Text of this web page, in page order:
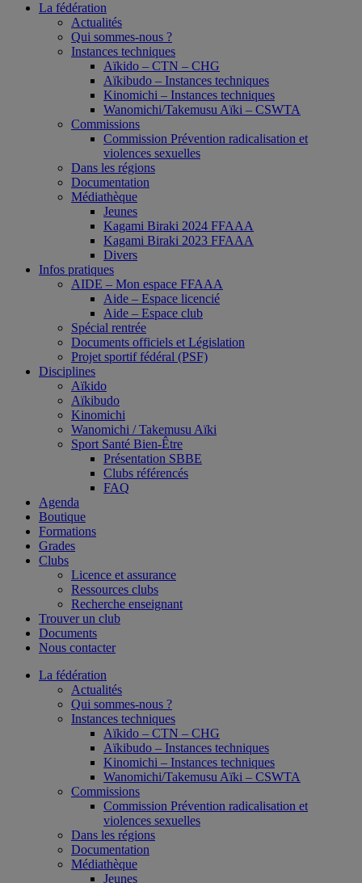
La fédération
Actualités
Qui sommes-nous ?
Instances techniques
Aïkido – CTN – CHG
Aïkibudo – Instances techniques
Kinomichi – Instances techniques
Wanomichi/Takemusu Aïki – CSWTA
Commissions
Commission Prévention radicalisation et
violences sexuelles
Dans les régions
Documentation
Médiathèque
Jeunes
Kagami Biraki 2024 FFAAA
Kagami Biraki 2023 FFAAA
Divers
Infos pratiques
AIDE – Mon espace FFAAA
Aide – Espace licencié
Aide – Espace club
Spécial rentrée
Documents officiels et Législation
Projet sportif fédéral (PSF)
Disciplines
Aïkido
Aïkibudo
Kinomichi
Wanomichi / Takemusu Aïki
Sport Santé Bien-Être
Présentation SBBE
Clubs référencés
FAQ
Agenda
Boutique
Formations
Grades
Clubs
Licence et assurance
Ressources clubs
Recherche enseignant
Trouver un club
Documents
Nous contacter
La fédération
Actualités
Qui sommes-nous ?
Instances techniques
Aïkido – CTN – CHG
Aïkibudo – Instances techniques
Kinomichi – Instances techniques
Wanomichi/Takemusu Aïki – CSWTA
Commissions
Commission Prévention radicalisation et
violences sexuelles
Dans les régions
Documentation
Médiathèque
Jeunes